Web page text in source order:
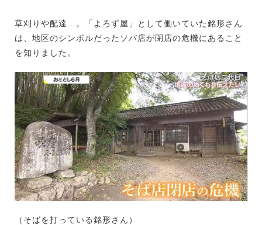
草刈りや配達…。「よろず屋」として働いていた銘形さん
は、地区のシンボルだったソバ店が閉店の危機にあること
を知りました。
（そばを打っている銘形さん）